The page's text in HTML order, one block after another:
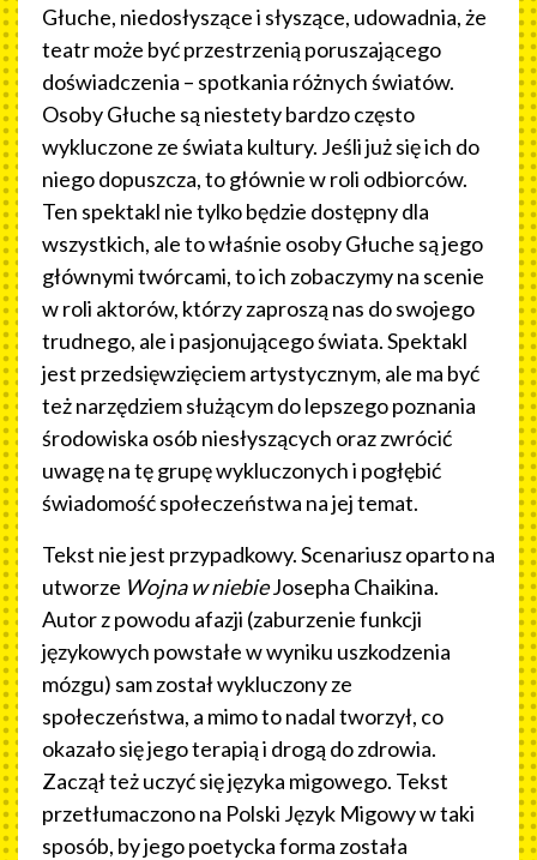
Głuche, niedosłyszące i słyszące, udowadnia, że
teatr może być przestrzenią poruszającego
doświadczenia – spotkania różnych światów.
Osoby Głuche są niestety bardzo często
wykluczone ze świata kultury. Jeśli już się ich do
niego dopuszcza, to głównie w roli odbiorców.
Ten spektakl nie tylko będzie dostępny dla
wszystkich, ale to właśnie osoby Głuche są jego
głównymi twórcami, to ich zobaczymy na scenie
w roli aktorów, którzy zaproszą nas do swojego
trudnego, ale i pasjonującego świata. Spektakl
jest przedsięwzięciem artystycznym, ale ma być
też narzędziem służącym do lepszego poznania
środowiska osób niesłyszących oraz zwrócić
uwagę na tę grupę wykluczonych i pogłębić
świadomość społeczeństwa na jej temat.
Tekst nie jest przypadkowy. Scenariusz oparto na
utworze Wojna w niebieJosepha Chaikina.
Autor z powodu afazji (zaburzenie funkcji
językowych powstałe w wyniku uszkodzenia
mózgu) sam został wykluczony ze
społeczeństwa, a mimo to nadal tworzył, co
okazało się jego terapią i drogą do zdrowia.
Zaczął też uczyć się języka migowego. Tekst
przetłumaczono na Polski Język Migowy w taki
sposób, by jego poetycka forma została